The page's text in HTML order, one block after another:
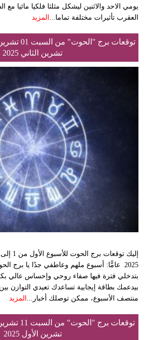
يومي الاحد والاثنين ليشكل مثلثا فلكيا مائيا
العقرب تأثيرات مختلفة تماما... المزيد
تشرين الثاني 2025
2025 عامًّا: أسبوع ملهم وعاطفي جدًا يا برج
بتدخلي فترة فيها صفاء روحي وإحساس عالي
بيدعمك بطاقة إيجابية تساعدك تعيدي التوازن
منتصف الأسبوع، ممكن توصلك أخبار... المزيد
تشرين الأول 2025